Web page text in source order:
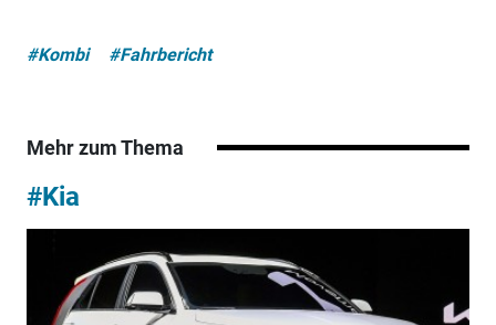
#Kombi #Fahrbericht
Mehr zum Thema
#Kia